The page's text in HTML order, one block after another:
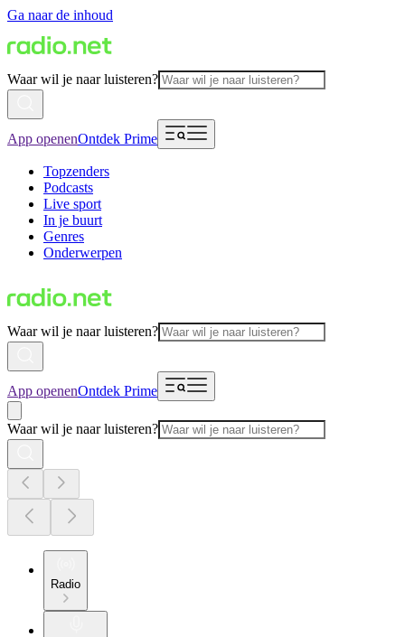
Ga naar de inhoud
Waar wil je naar luisteren?
App openenOntdek Prime
Topzenders
Podcasts
Live sport
In je buurt
Genres
Onderwerpen
Waar wil je naar luisteren?
App openenOntdek Prime
Waar wil je naar luisteren?
Radio